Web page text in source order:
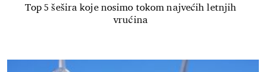
Top 5 šešira koje nosimo tokom najvećih letnjih
vrućina